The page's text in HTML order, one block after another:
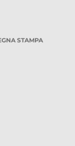
STAMPA